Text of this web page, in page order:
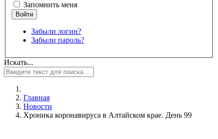
Запомнить меня
Забыли логин?
Забыли пароль?
Искать...
Главная
Новости
Хроника коронавируса в Алтайском крае. День 99